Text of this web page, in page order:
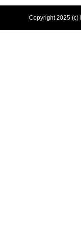
Copyright 2025 (c)